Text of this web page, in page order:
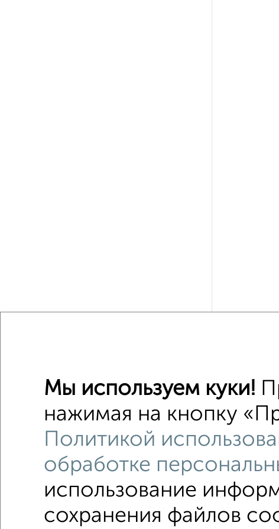
Поиск по
Кировский
Мы используем куки!
нажимая на кнопку
Политикой
обработке
использование
сохранения файлов